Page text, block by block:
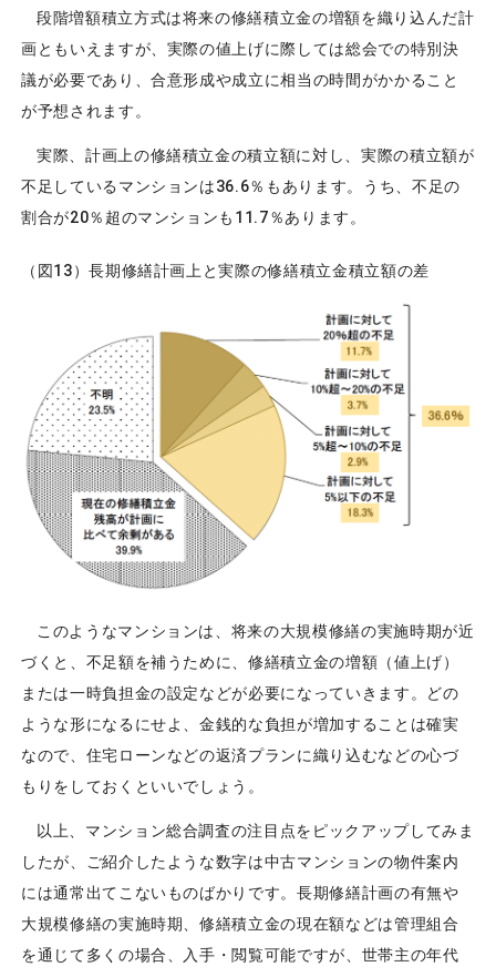
段階増額積立方式は将来の修繕積立金の増額を織り込んだ計
画ともいえますが、実際の値上げに際しては総会での特別決
議が必要であり、合意形成や成立に相当の時間がかかること
が予想されます。
実際、計画上の修繕積立金の積立額に対し、実際の積立額が
不足しているマンションは36.6％もあります。うち、不足の
割合が20％超のマンションも11.7％あります。
（図13）長期修繕計画上と実際の修繕積立金積立額の差
このようなマンションは、将来の大規模修繕の実施時期が近
づくと、不足額を補うために、修繕積立金の増額（値上げ）
または一時負担金の設定などが必要になっていきます。どの
ような形になるにせよ、金銭的な負担が増加することは確実
なので、住宅ローンなどの返済プランに織り込むなどの心づ
もりをしておくといいでしょう。
以上、マンション総合調査の注目点をピックアップしてみま
したが、ご紹介したような数字は中古マンションの物件案内
には通常出てこないものばかりです。長期修繕計画の有無や
大規模修繕の実施時期、修繕積立金の現在額などは管理組合
を通じて多くの場合、入手・閲覧可能ですが、世帯主の年代